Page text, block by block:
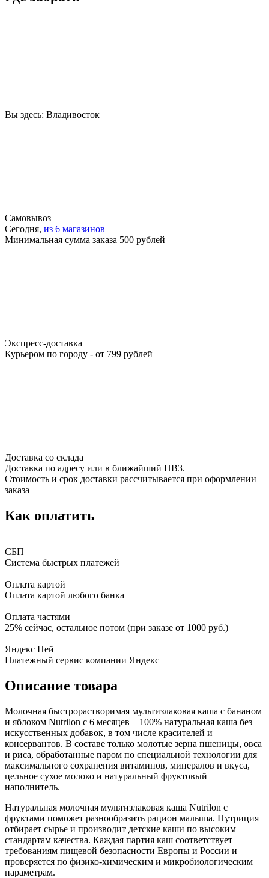
Вы здесь: Владивосток
Самовывоз
Сегодня, из 6 магазинов
Минимальная сумма заказа 500 рублей
Экспресс-доставка
Курьером по городу - от 799 рублей
Доставка со склада
Доставка по адресу или в ближайший ПВЗ.
Стоимость и срок доставки рассчитывается при оформлении
заказа
Как оплатить
СБП
Система быстрых платежей
Оплата картой
Оплата картой любого банка
Оплата частями
25% сейчас, остальное потом (при заказе от 1000 руб.)
Яндекс Пей
Платежный сервис компании Яндекс
Описание товара
Молочная быстрорастворимая мультизлаковая каша с бананом
и яблоком Nutrilon с 6 месяцев – 100% натуральная каша без
искусственных добавок, в том числе красителей и
консервантов. В составе только молотые зерна пшеницы, овса
и риса, обработанные паром по специальной технологии для
максимального сохранения витаминов, минералов и вкуса,
цельное сухое молоко и натуральный фруктовый
наполнитель.
Натуральная молочная мультизлаковая каша Nutrilon с
фруктами поможет разнообразить рацион малыша. Нутриция
отбирает сырье и производит детские каши по высоким
стандартам качества. Каждая партия каш соответствует
требованиям пищевой безопасности Европы и России и
проверяется по физико-химическим и микробиологическим
параметрам.